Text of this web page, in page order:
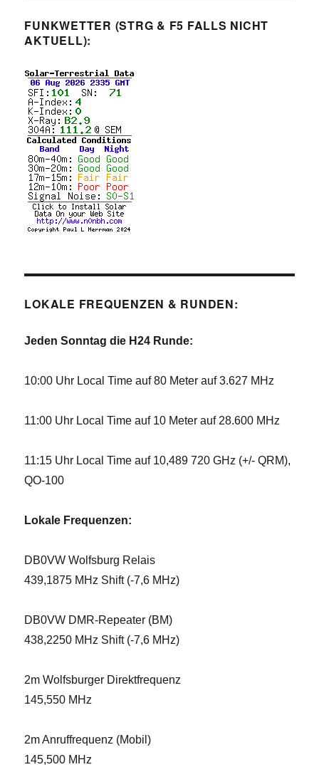
FUNKWETTER (STRG & F5 FALLS NICHT
AKTUELL):
LOKALE FREQUENZEN & RUNDEN:
Jeden Sonntag die H24 Runde:
10:00 Uhr Local Time auf 80 Meter auf 3.627 MHz
11:00 Uhr Local Time auf 10 Meter auf 28.600 MHz
11:15 Uhr Local Time auf 10,489 720 GHz (+/- QRM),
QO-100
Lokale Frequenzen:
DB0VW Wolfsburg Relais
439,1875 MHz Shift (-7,6 MHz)
DB0VW DMR-Repeater (BM)
438,2250 MHz Shift (-7,6 MHz)
2m Wolfsburger Direktfrequenz
145,550 MHz
2m Anruffrequenz (Mobil)
145,500 MHz